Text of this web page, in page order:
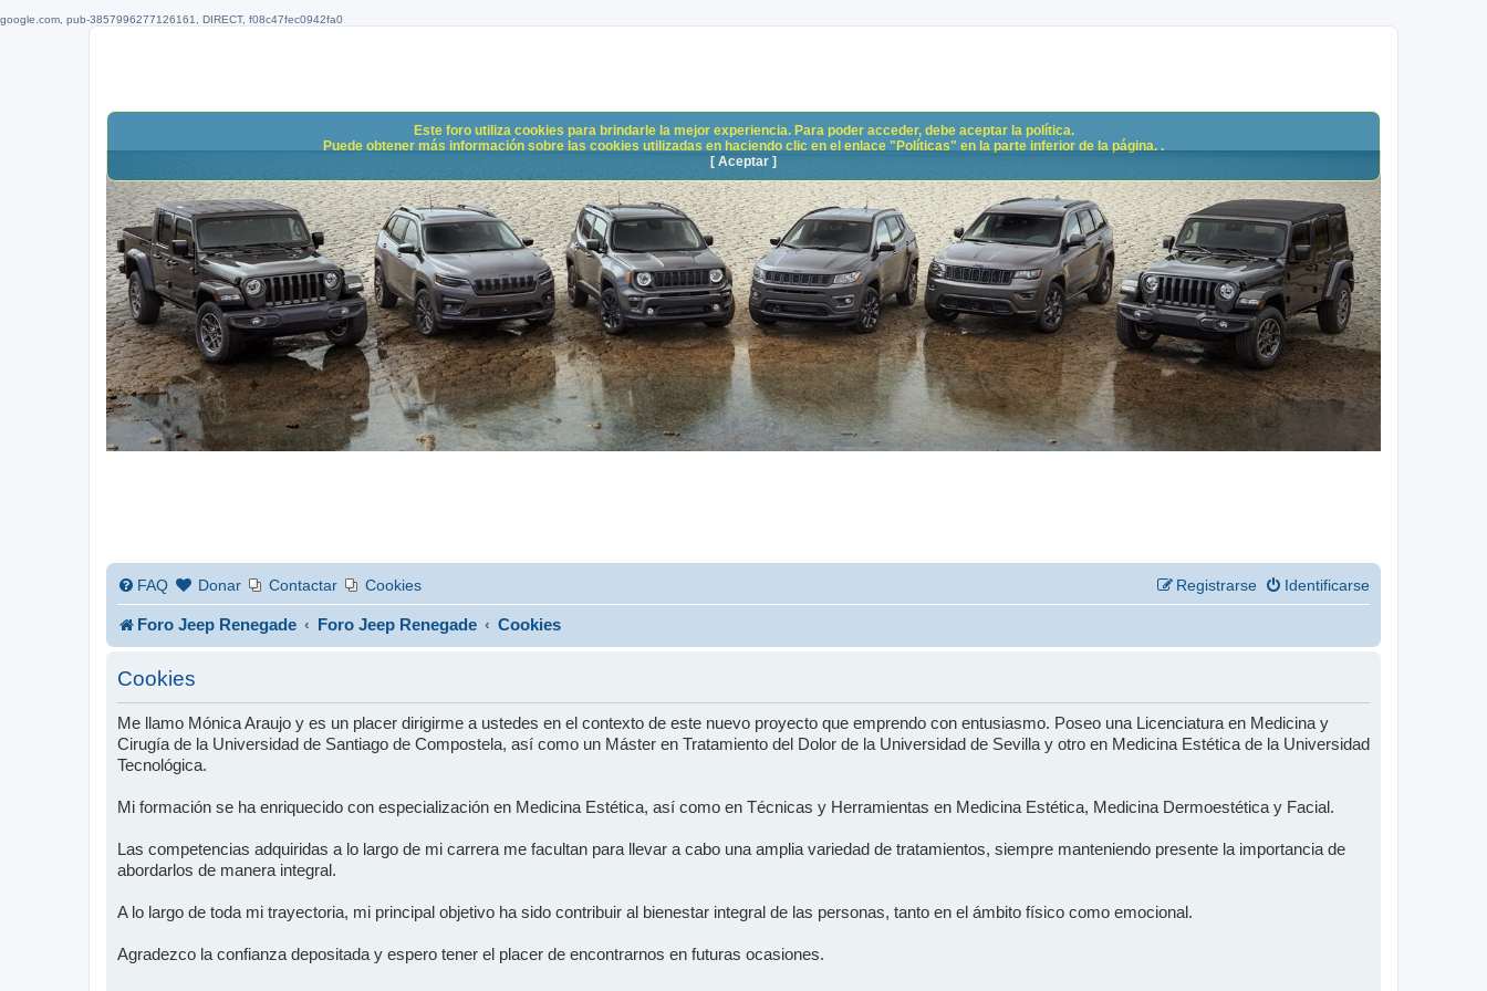
google.com, pub-3857996277126161, DIRECT, f08c47fec0942fa0
FAQ Donar Contactar Cookies Identificarse
Registrarse
Foro Jeep Renegade Foro Jeep Renegade Cookies
Cookies
Me llamo Mónica Araujo y es un placer dirigirme a ustedes en el contexto de este nuevo proyecto que emprendo con entusiasmo. Poseo una Licenciatura en Medicina y
Cirugía de la Universidad de Santiago de Compostela, así como un Máster en Tratamiento del Dolor de la Universidad de Sevilla y otro en Medicina Estética de la Universidad
Tecnológica.
Mi formación se ha enriquecido con especialización en Medicina Estética, así como en Técnicas y Herramientas en Medicina Estética, Medicina Dermoestética y Facial.
Las competencias adquiridas a lo largo de mi carrera me facultan para llevar a cabo una amplia variedad de tratamientos, siempre manteniendo presente la importancia de
abordarlos de manera integral.
A lo largo de toda mi trayectoria, mi principal objetivo ha sido contribuir al bienestar integral de las personas, tanto en el ámbito físico como emocional.
Agradezco la confianza depositada y espero tener el placer de encontrarnos en futuras ocasiones.
Este foro utiliza cookies para brindarle la mejor experiencia. Para poder acceder, debe aceptar la política.
Puede obtener más información sobre las cookies utilizadas en haciendo clic en el enlace "Políticas" en la parte inferior de la página. .
[ Aceptar ]